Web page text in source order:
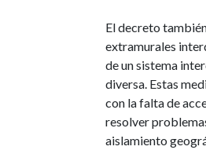
El decreto
extramurales
de un sistema
diversa. Estas
con la falta de
resolver
aislamiento